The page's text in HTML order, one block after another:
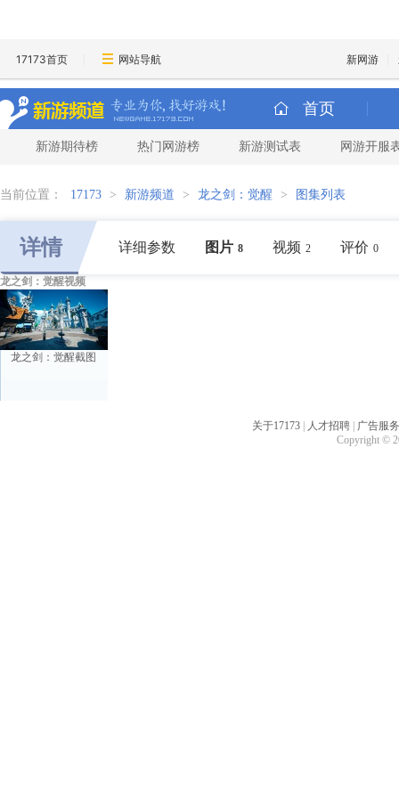
17173首页 网站导航 新网游
首页
新游期待榜 热门网游榜 新游测试表 网游开服
当前位置： 17173 > 新游频道 > 龙之剑：觉醒 > 图集列表
详情 详细参数 图片 8 视频 2 评价 0
龙之剑：觉醒视频
龙之剑：觉醒截图
关于17173 人才招聘
广告服务
Copyright ©